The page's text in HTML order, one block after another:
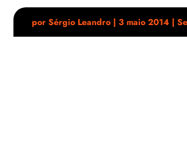
porSérgio Leandro |3 maio 2014 |